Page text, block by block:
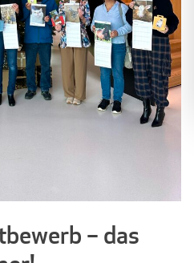
– das